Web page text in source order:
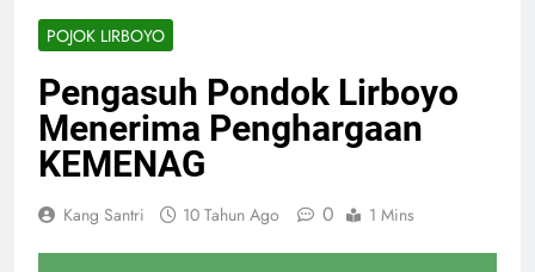
POJOK LIRBOYO
Pengasuh Pondok Lirboyo
Menerima Penghargaan
KEMENAG
Kang Santri 10 Tahun Ago 0 1 Mins